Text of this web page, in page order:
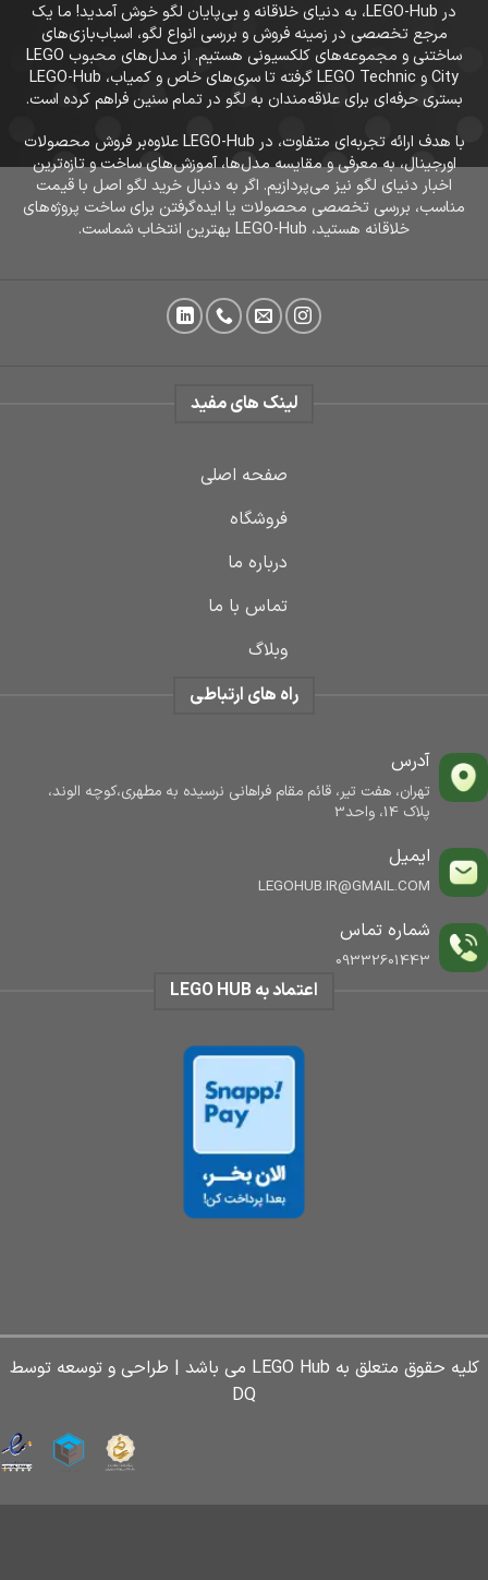
در LEGO-Hub، به دنیای خلاقانه و بی‌پایان لگو خوش آمدید! ما یک
مرجع تخصصی در زمینه فروش و بررسی انواع لگو، اسباب‌بازی‌های
ساختنی و مجموعه‌های کلکسیونی هستیم. از مدل‌های محبوب LEGO
City و LEGO Technic گرفته تا سری‌های خاص و کمیاب، LEGO-Hub
بستری حرفه‌ای برای علاقه‌مندان به لگو در تمام سنین فراهم کرده است.
با هدف ارائه تجربه‌ای متفاوت، در LEGO-Hub علاوه‌بر فروش محصولات
اورجینال، به معرفی و مقایسه مدل‌ها، آموزش‌های ساخت و تازه‌ترین
اخبار دنیای لگو نیز می‌پردازیم. اگر به دنبال خرید لگو اصل با قیمت
مناسب، بررسی تخصصی محصولات یا ایده‌گرفتن برای ساخت پروژه‌های
خلاقانه هستید، LEGO-Hub بهترین انتخاب شماست.
لینک های مفید
صفحه اصلی
فروشگاه
درباره ما
تماس با ما
وبلاگ
راه های ارتباطی
آدرس
تهران، هفت تیر، قائم مقام فراهانی نرسیده به مطهری،کوچه الوند،
پلاک 14، واحد3
ایمیل
LEGOHUB.IR@GMAIL.COM
شماره تماس
09332601443
اعتماد به LEGO HUB
کلیه حقوق متعلق به LEGO Hub می باشد | طراحی و توسعه توسط
DQ